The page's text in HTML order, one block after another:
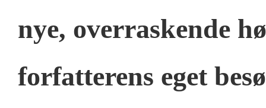
nye, overraskende
forfatterens eget